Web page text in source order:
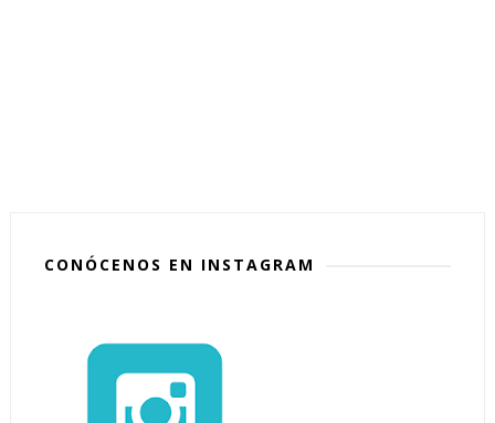
CONÓCENOS EN INSTAGRAM